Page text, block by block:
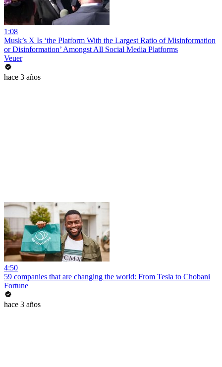
1:08
Musk’s X Is ‘the Platform With the Largest Ratio of Misinformation
or Disinformation’ Amongst All Social Media Platforms
Veuer
hace 3 años
4:50
59 companies that are changing the world: From Tesla to Chobani
Fortune
hace 3 años